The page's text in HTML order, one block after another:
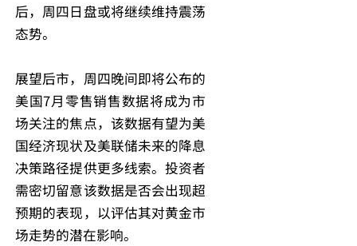
后，周四日盘或将继续维持震荡
态势。
展望后市，周四晚间即将公布的
美国7月零售销售数据将成为市
场关注的焦点，该数据有望为美
国经济现状及美联储未来的降息
决策路径提供更多线索。投资者
需密切留意该数据是否会出现超
预期的表现，以评估其对黄金市
场走势的潜在影响。